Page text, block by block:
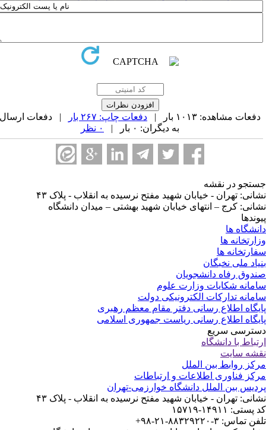
دفعات مشاهده: ۱۰۱۳ بار | دفعات چاپ: ۲۶۷ بار
| دفعات ارسال
به دیگران: ۰ بار |
در نقشه
تهران - خیابان شهید مفتح نرسیده به انقلاب - پلاک ۴۳
کرج – انتهای خیابان شهید بهشتی – میدان دانشگاه
ها
ها
ها
ملی نخبگان
رفاه دانشجویان
شکایات وزارت علوم
تدارکات الکترونیکی دولت
اطلاع رسانی دفتر مقام معظم رهبری
اطلاع رسانی ریاست جمهوری اسلامی
سریع
با دانشگاه
سایت
روابط بین الملل
فناوری اطلاعات و ارتباطات
بین الملل دانشگاه خوارزمی-تهران
تهران - خیابان شهید مفتح نرسیده به انقلاب - پلاک ۴۳
۱۴۹۱۱-۱۵۷۱۹
تماس: ۳-۸۸۳۲۹۲۲۰-۲۱-۹۸+